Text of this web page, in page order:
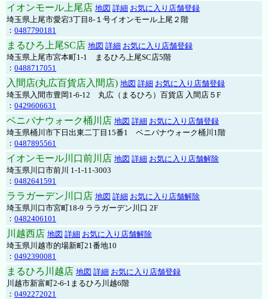
イオンモール上尾店 地図 詳細 お気に入り店舗登録
埼玉県上尾市愛宕3丁目8-１号イオンモール上尾２階
： 0487790181
まるひろ上尾SC店 地図 詳細 お気に入り店舗登録
埼玉県上尾市宮本町1-1 まるひろ上尾SC店5階
： 0488717051
入間店(丸広百貨店入間店) 地図 詳細 お気に入り店舗登録
埼玉県入間市豊岡1-6-12 丸広（まるひろ）百貨店 入間店５F
： 0429606631
ベニバナウォーク桶川店 地図 詳細 お気に入り店舗登録
埼玉県桶川市下日出東二丁目15番1 ベニバナウォーク桶川1階
： 0487895561
イオンモール川口前川店 地図 詳細 お気に入り店舗解除
埼玉県川口市前川 1-1-11-3003
： 0482641591
ララガーデン川口店 地図 詳細 お気に入り店舗解除
埼玉県川口市宮町18-9 ララガーデン川口 2F
： 0482406101
川越西店 地図 詳細 お気に入り店舗解除
埼玉県川越市的場新町21番地10
： 0492390081
まるひろ川越店 地図 詳細 お気に入り店舗登録
川越市新富町2-6-1まるひろ川越6階
： 0492272021